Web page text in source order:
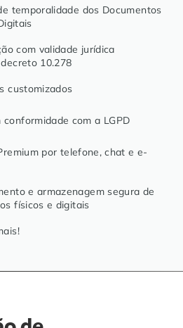
temporalidade dos Documentos
com validade jurídica
10.278
customizados
conformidade com a LGPD
por telefone, chat e e-
e armazenagem segura de
físicos e digitais